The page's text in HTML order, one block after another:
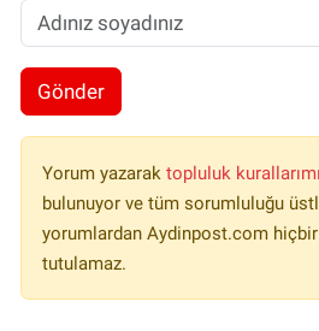
Gönder
Yorum yazarak topluluk
bulunuyor ve tüm sorumluluğu
yorumlardan Aydinpost.com
tutulamaz.